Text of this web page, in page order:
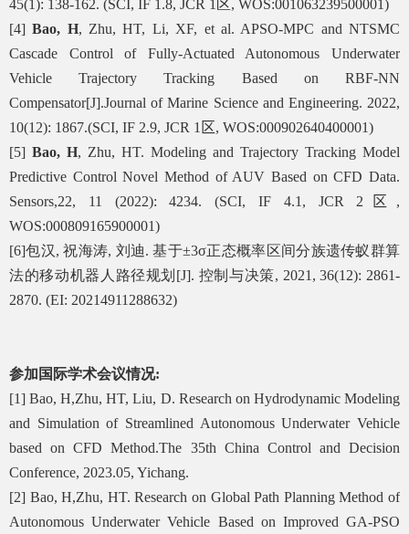
45(1): 138-162. (SCI, IF 1.8, JCR 1 区, WOS:001063239500001)
[4]Bao, H, Zhu, HT, Li, XF, et al. APSO-MPC and NTSMC
Cascade Control of Fully-Actuated Autonomous Underwater
Vehicle Trajectory Tracking Based on RBF-NN
Compensator[J].Journal of Marine Science and Engineering. 2022,
10(12): 1867.(SCI, IF 2.9, JCR 1 区 , WOS:000902640400001)
[5] Bao, H, Zhu, HT. Modeling and Trajectory Tracking Model
Predictive Control Novel Method of AUV Based on CFD Data.
Sensors,22, 11 (2022): 4234. (SCI, IF 4.1, JCR 2 区 ,
WOS:000809165900001)
[6]包汉,祝海涛, 刘迪.基于±3σ正态概率区间分族遗传蚁群算
法的移动机器人路径规划 [J]. 控制与决策, 2021, 36(12): 2861-
2870. (EI: 20214911288632)
参加国际学术会议情况:
[1]Bao, H,Zhu, HT, Liu, D. Research on Hydrodynamic Modeling
and Simulation of Streamlined Autonomous Underwater Vehicle
based on CFD Method.The 35th China Control and Decision
Conference, 2023.05, Yichang.
[2] Bao, H,Zhu, HT. Research on Global Path Planning Method of
Autonomous Underwater Vehicle Based on Improved GA-PSO